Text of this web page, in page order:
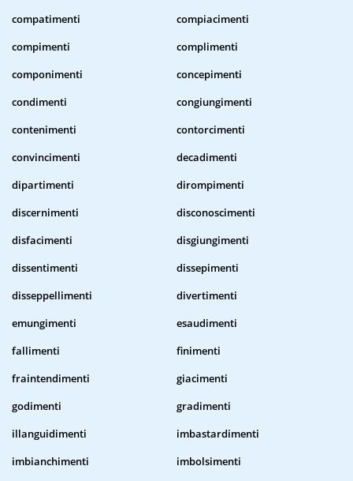
compatimenti
compiacimenti
compimenti
complimenti
componimenti
concepimenti
condimenti
congiungimenti
contenimenti
contorcimenti
convincimenti
decadimenti
dipartimenti
dirompimenti
discernimenti
disconoscimenti
disfacimenti
disgiungimenti
dissentimenti
dissepimenti
disseppellimenti
divertimenti
emungimenti
esaudimenti
fallimenti
finimenti
fraintendimenti
giacimenti
godimenti
gradimenti
illanguidimenti
imbastardimenti
imbianchimenti
imbolsimenti